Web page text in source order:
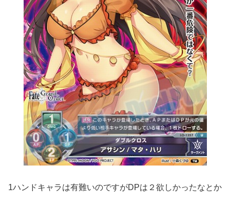
1ハンドキャラは有難いのですがDPは２欲しかったなとか